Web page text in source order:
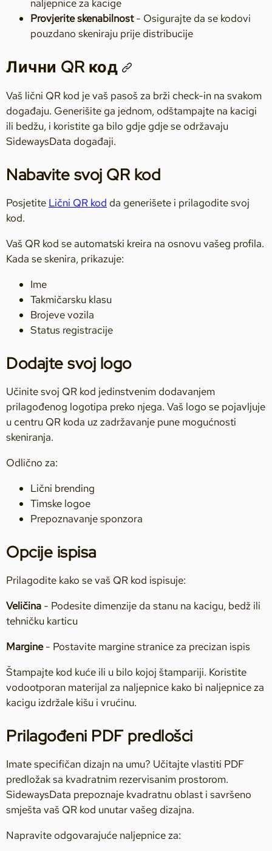
naljepnice za kacige
Provjerite skenabilnost- Osigurajte da se kodovi
pouzdano skeniraju prije distribucije
Лични QR код
Vaš lični QR kod je vaš pasoš za brži check-in na svakom
događaju. Generišite ga jednom, odštampajte na kacigi
ili bedžu, i koristite ga bilo gdje gdje se održavaju
SidewaysData događaji.
Nabavite svoj QR kod
Posjetite Lični QR kod da generišete i prilagodite svoj
kod.
Vaš QR kod se automatski kreira na osnovu vašeg profila.
Kada se skenira, prikazuje:
Ime
Takmičarsku klasu
Brojeve vozila
Status registracije
Dodajte svoj logo
Učinite svoj QR kod jedinstvenim dodavanjem
prilagođenog logotipa preko njega. Vaš logo se pojavljuje
u centru QR koda uz zadržavanje pune mogućnosti
skeniranja.
Odlično za:
Lični brending
Timske logoe
Prepoznavanje sponzora
Opcije ispisa
Prilagodite kako se vaš QR kod ispisuje:
Veličina - Podesite dimenzije da stanu na kacigu, bedž ili
tehničku karticu
Margine- Postavite margine stranice za precizan ispis
Štampajte kod kuće ili u bilo kojoj štampariji. Koristite
vodootporan materijal za naljepnice kako bi naljepnice za
kacigu izdržale kišu i vrućinu.
Prilagođeni PDF predlošci
Imate specifičan dizajn na umu? Učitajte vlastiti PDF
predložak sa kvadratnim rezervisanim prostorom.
SidewaysData prepoznaje kvadratnu oblast i savršeno
smješta vaš QR kod unutar vašeg dizajna.
Napravite odgovarajuće naljepnice za: